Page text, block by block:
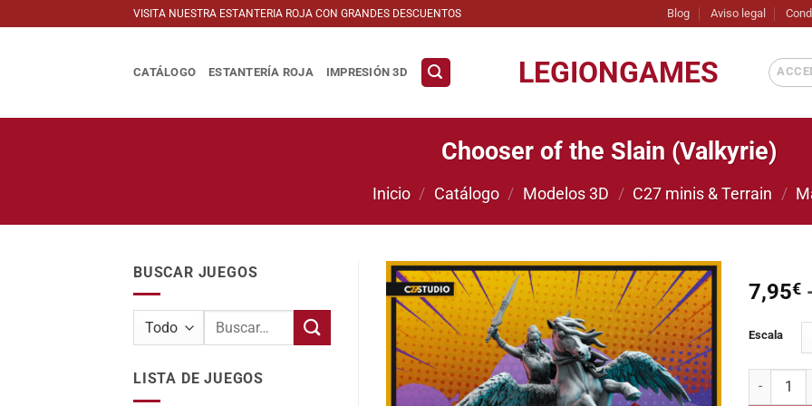
al
VISITA NUESTRA ESTANTERIA ROJA CON GRANDES DESCUENTOS Blog Aviso legal
LEGIONGAMES
CATÁLOGO ESTANTERÍA ROJA IMPRESIÓN 3D
Chooser of the Slain (Valkyrie)
Inicio / Catálogo / Modelos 3D / C27 minis & Terrain /
BUSCAR JUEGOS
Buscar
LISTA DE JUEGOS
Añadir
a la
lista de
deseos
7,95€
Escala
Chooser